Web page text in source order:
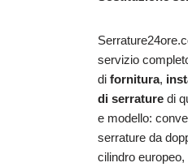
servizio
di fornitura,
di serrature di
e modello:
serrature da
cilindro